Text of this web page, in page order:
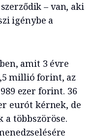
– van, aki
igénybe a
amit 3 évre
millió forint, az
ezer forint. 36
eurót kérnek, de
a többszöröse.